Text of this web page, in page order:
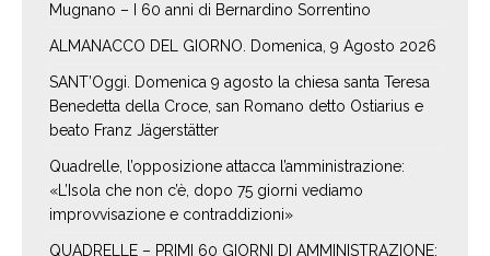
Mugnano – I 60 anni di Bernardino Sorrentino
ALMANACCO DEL GIORNO. Domenica, 9 Agosto 2026
SANT’Oggi. Domenica 9 agosto la chiesa santa Teresa
Benedetta della Croce, san Romano detto Ostiarius e
beato Franz Jägerstätter
Quadrelle, l’opposizione attacca l’amministrazione:
«L’Isola che non c’è, dopo 75 giorni vediamo
improvvisazione e contraddizioni»
QUADRELLE – PRIMI 60 GIORNI DI AMMINISTRAZIONE: